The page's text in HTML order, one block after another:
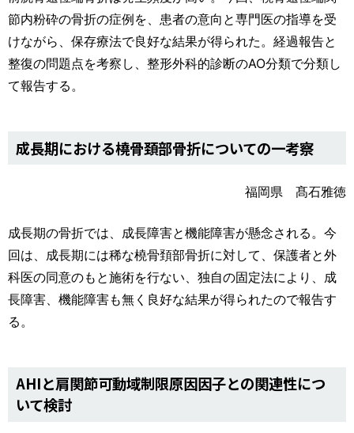
節内粉砕の骨折の症例を、患者の意向と専門医の指導を受
けながら、保存療法で良好な結果が得られた。経過報告と
整復の問題点を考察し、整形外科的診断のAO分類で分類し
て報告する。
成長期における橈骨頚部骨折についての一考察
福岡県 髙石雅徳
成長期の骨折では、成長障害と機能障害が懸念される。今
回は、成長期には稀な橈骨頚部骨折に対して、保護者と外
科医の同意のもと施術を行ない、独自の固定法により、成
長障害、機能障害も無く良好な結果が得られたので報告す
る。
AHIと肩関節可動域制限原因因子との関連性につ
いて検討